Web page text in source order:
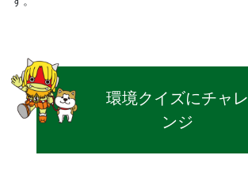
環境クイズにチャレ
ンジ